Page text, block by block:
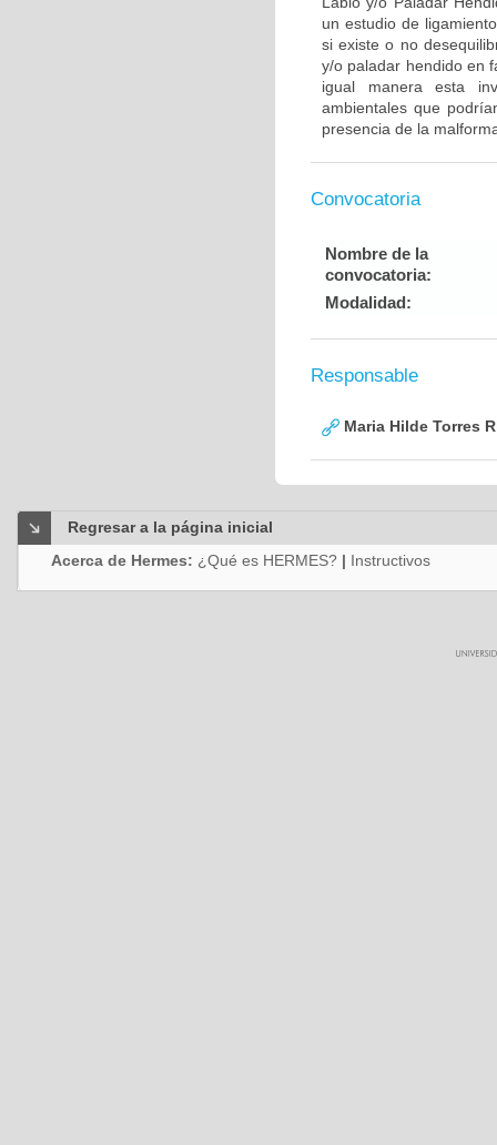
un estudio de
si existe o no
y/o paladar hendido en
igual manera esta
ambientales que
presencia de la
Convocatoria
Nombre de la
convocatoria:
Modalidad:
Responsable
Maria Hilde Torres
Regresar a la página inicial
Acerca de Hermes: ¿Qué es HERMES? | Instructivos